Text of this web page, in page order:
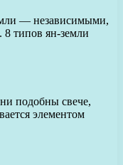
— независимыми,
типов ян-земли
подобны свече,
элементом